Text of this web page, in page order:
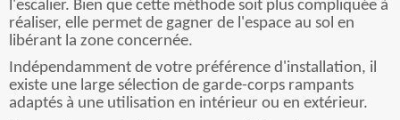
l'escalier. Bien que cette méthode soit plus compliquée à
réaliser, elle permet de gagner de l'espace au sol en
libérant la zone concernée.
Indépendamment de votre préférence d'installation, il
existe une large sélection de garde-corps rampants
adaptés à une utilisation en intérieur ou en extérieur.